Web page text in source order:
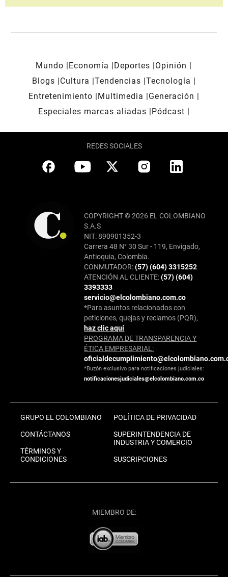
Mundo Economía Deportes
Opinión
Blogs
Cultura Tendencias Tecnología
Entretenimiento
Multimedia
Generación
Especiales marcas aliadas
Pódcast
REDES SOCIALES
COPYRIGHT © 2026 EL COLOMBIANO
S.A.S
NIT: 890901352-3
Carrera 48 N° 30 Sur - 119, Envigado,
Antioquia, Colombia.
CONMUTADOR:(57) (604) 3315252
ATENCIÓN AL CLIENTE:(57) (604)
3393333
servicio@elcolombiano.com.co
*Para asuntos relacionados con
peticiones, quejas y reclamos (PQR),
haz clic aquí
PROGRAMA DE TRANSPARENCIA Y
ÉTICA EMPRESARIAL:
*Buzón exclusivo para notificaciones judiciales:
notificacionesjudiciales@elcolombiano.com.co
GRUPO EL COLOMBIANO
CONTÁCTANOS
TÉRMINOS Y
CONDICIONES
POLÍTICA DE PRIVACIDAD
SUPERINTENDENCIA DE
INDUSTRIA Y COMERCIO
SUSCRIPCIONES
MIEMBRO DE: